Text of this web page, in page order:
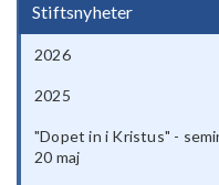
Stiftsnyheter
2026
2025
"Dopet in i Kristus" -
20 maj